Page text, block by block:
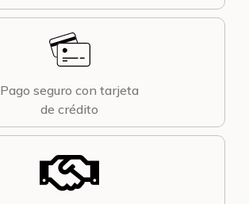
Pago seguro con tarjeta
de crédito